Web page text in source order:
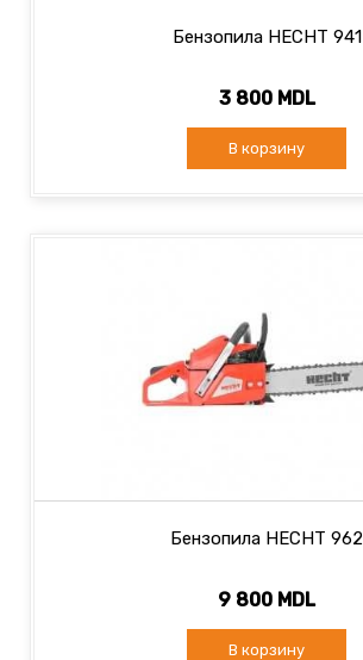
Бензопила HECHT 941
3 800 MDL
В корзину
Бензопила HECHT 962
9 800 MDL
В корзину